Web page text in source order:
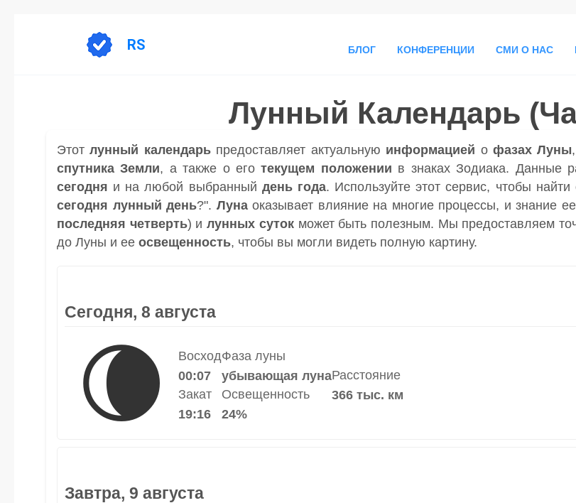
RS БЛОГ КОНФЕРЕНЦИИ СМИ О НАС
Лунный Календарь
Этотлунный календарьпредоставляет актуальную информацией офазах Луны
спутника Земли, а также о еготекущем положении в знаках Зодиака. Данные
сегодня и на любой выбранный день года. Используйте этот сервис, чтобы найти
сегодня лунный день?". Лунаоказывает влияние на многие процессы, и знание ее
последняя четверть) илунных сутокможет быть полезным. Мы предоставляем
до Луны и ее освещенность, чтобы вы могли видеть полную картину.
Сегодня, 8 августа
🌘
Восход
00:07
Закат
19:16
Фаза луны
убывающая луна
Освещенность
24%
Расстояние
366 тыс. км
Завтра, 9 августа